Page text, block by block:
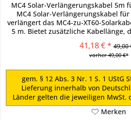
MC4 Solar-Verlängerungskabel 5m
MC4 Solar-Verlängerungskabel für
verlängert das MC4-zu-XT60-
5 m. Bietet zusätzliche Kabellänge,
während die Solarmodule
Technische Daten:
41,18 € * 49,00
vorher 49,00 €*
gem. § 12 Abs. 3 Nr. 1 S. 1 UStG
Lieferung innerhalb von
Länder gelten die jeweiligen MwSt.
Merken